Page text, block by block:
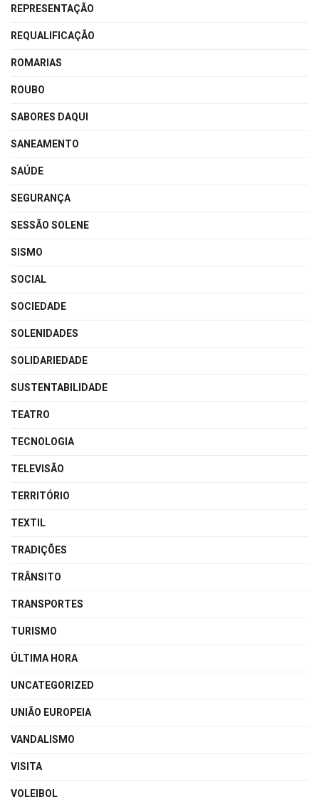
REPRESENTAÇÃO
REQUALIFICAÇÃO
ROMARIAS
ROUBO
SABORES DAQUI
SANEAMENTO
SAÚDE
SEGURANÇA
SESSÃO SOLENE
SISMO
SOCIAL
SOCIEDADE
SOLENIDADES
SOLIDARIEDADE
SUSTENTABILIDADE
TEATRO
TECNOLOGIA
TELEVISÃO
TERRITÓRIO
TEXTIL
TRADIÇÕES
TRÂNSITO
TRANSPORTES
TURISMO
ÚLTIMA HORA
UNCATEGORIZED
UNIÃO EUROPEIA
VANDALISMO
VISITA
VOLEIBOL